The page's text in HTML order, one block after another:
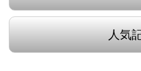
人気